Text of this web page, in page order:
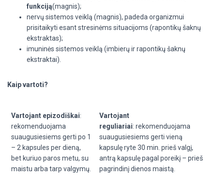
funkciją(magnis);
nervų sistemos veiklą (magnis), padeda organizmui
prisitaikyti esant stresinėms situacijoms (rapontikų šaknų
ekstraktas);
imuninės sistemos veiklą (imbierų ir rapontikų šaknų
ekstraktai).
Kaip vartoti?
Vartojant epizodiškai:
rekomenduojama
suaugusiesiems gerti po 1
– 2 kapsules per dieną,
bet kuriuo paros metu, su
maistu arba tarp valgymų.
Vartojant
reguliariai: rekomenduojama
suaugusiesiems gerti vieną
kapsulę ryte 30 min. prieš valgį,
antrą kapsulę pagal poreikį – prieš
pagrindinį dienos maistą.